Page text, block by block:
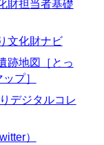
財担当者基礎
文化財ナビ
跡地図［とっ
プ］
デジタルコレ
）